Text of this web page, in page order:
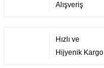
Alışveriş
Hızlı ve
Hijyenik Kargo